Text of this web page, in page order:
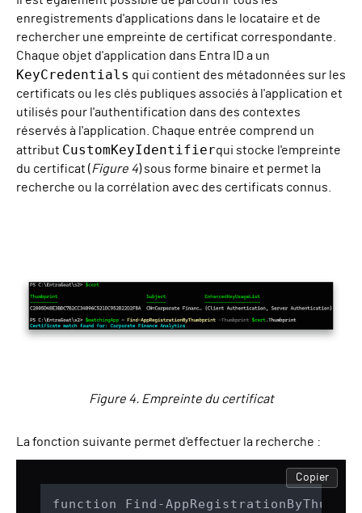
enregistrements d'applications dans le locataire et de
rechercher une empreinte de certificat correspondante.
Chaque objet d'application dans Entra ID a un
KeyCredentials qui contient des métadonnées sur les
certificats ou les clés publiques associés à l'application et
utilisés pour l'authentification dans des contextes
réservés à l'application. Chaque entrée comprend un
attribut CustomKeyIdentifierqui stocke l'empreinte
du certificat (Figure 4) sous forme binaire et permet la
recherche ou la corrélation avec des certificats connus.
Figure 4. Empreinte du certificat
La fonction suivante permet d'effectuer la recherche :
Copier
function Find-